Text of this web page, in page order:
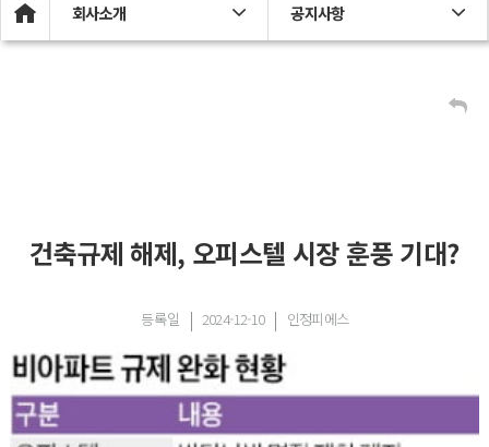
회사소개 공지사항
건축규제 해제, 오피스텔 시장 훈풍 기대?
등록일 2024-12-10 인정피에스